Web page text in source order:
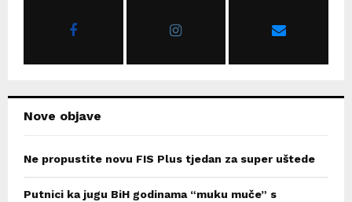
Nove objave
Ne propustite novu FIS Plus tjedan za super uštede
Putnici ka jugu BiH godinama “muku muče” s